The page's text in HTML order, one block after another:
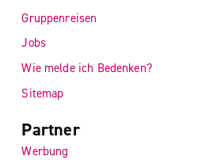
Gruppenreisen
Jobs
Wie melde ich Bedenken?
Sitemap
Partner
Werbung